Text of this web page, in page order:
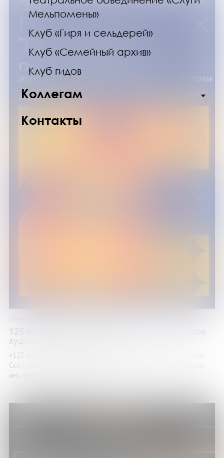
Мельпомены»
Клуб «Гиря и сельдерей»
Клуб «Семейный архив»
Клуб гидов
Коллегам
Контакты
125 писательских техник. Пособие для авторов
художественной литературы
«125 писательских техник» - книга, написанная Джеймсом
Скоттом Беллом, предлагает читателям уникальный набор
инструментов и стратегий для ...